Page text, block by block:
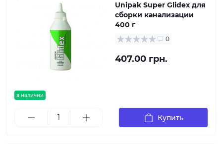
в наличии
Unipak Super Glidex для
сборки канализации
400 г
0
407.00 грн.
Купить